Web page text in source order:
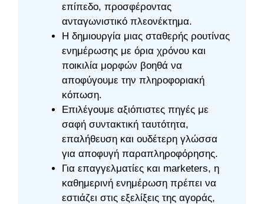
επίπεδο, προσφέροντας
ανταγωνιστικό πλεονέκτημα.
Η δημιουργία μιας σταθερής ρουτίνας
ενημέρωσης με όρια χρόνου και
ποικιλία μορφών βοηθά να
αποφύγουμε την πληροφοριακή
κόπωση.
Επιλέγουμε αξιόπιστες πηγές με
σαφή συντακτική ταυτότητα,
επαλήθευση και ουδέτερη γλώσσα
για αποφυγή παραπληροφόρησης.
Για επαγγελματίες και marketers, η
καθημερινή ενημέρωση πρέπει να
εστιάζει στις εξελίξεις της αγοράς,